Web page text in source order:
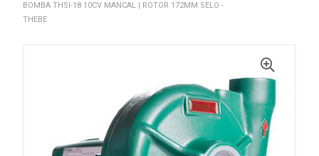
BOMBA THSI-18 10CV MANCAL | ROTOR 172MM SELO -
THEBE